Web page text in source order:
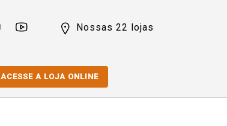
Nossas 22 lojas
ACESSE A LOJA ONLINE